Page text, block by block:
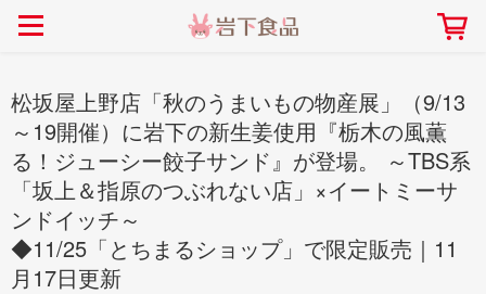
ごあいさつ
> 新商品
> イベント
> コラボ
> 飲食店コラボ
> ミュージアム
2026」｜岩下の新生姜ミュー
> 生姜
> らっきょう
> オリーブ
> 梅
> その他
岩下の新生姜
> らっきょうレシピ
> オリーブレシピ
> その他のレシピ
社長おすすめ！岩下の新生姜と
きバージョン～
畑での取り組み
岩下の新生姜ミュージアム
先生
松坂屋上野店「秋のうまいもの物産展」（9/13
～19開催）に岩下の新生姜使用『栃木の風薫
る！ジューシー餃子サンド』が登場。 ～TBS系
「坂上＆指原のつぶれない店」×イートミーサ
ンドイッチ～
◆11/25「とちまるショップ」で限定販売｜11
月17日更新